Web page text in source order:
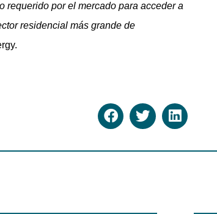
requerido por el mercado para acceder a
residencial más grande de